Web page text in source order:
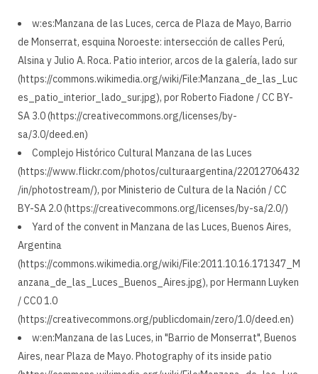
w:es:Manzana de las Luces, cerca de Plaza de Mayo, Barrio
de Monserrat, esquina Noroeste: intersección de calles Perú,
Alsina y Julio A. Roca. Patio interior, arcos de la galería, lado sur
(https://commons.wikimedia.org/wiki/File:Manzana_de_las_Luc
es_patio_interior_lado_sur.jpg), por Roberto Fiadone / CC BY-
SA 3.0 (https://creativecommons.org/licenses/by-
sa/3.0/deed.en)
Complejo Histórico Cultural Manzana de las Luces
(https://www.flickr.com/photos/culturaargentina/22012706432
/in/photostream/), por Ministerio de Cultura de la Nación / CC
BY-SA 2.0 (https://creativecommons.org/licenses/by-sa/2.0/)
Yard of the convent in Manzana de las Luces, Buenos Aires,
Argentina
(https://commons.wikimedia.org/wiki/File:2011.10.16.171347_M
anzana_de_las_Luces_Buenos_Aires.jpg), por Hermann Luyken
/ CC0 1.0
(https://creativecommons.org/publicdomain/zero/1.0/deed.en)
w:en:Manzana de las Luces, in "Barrio de Monserrat", Buenos
Aires, near Plaza de Mayo. Photography of its inside patio